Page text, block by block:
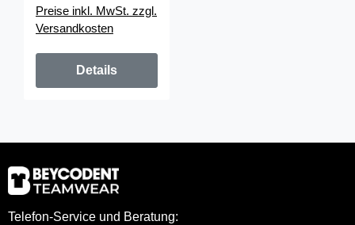
Preise inkl. MwSt. zzgl.
Versandkosten
Details
Telefon-Service und Beratung: